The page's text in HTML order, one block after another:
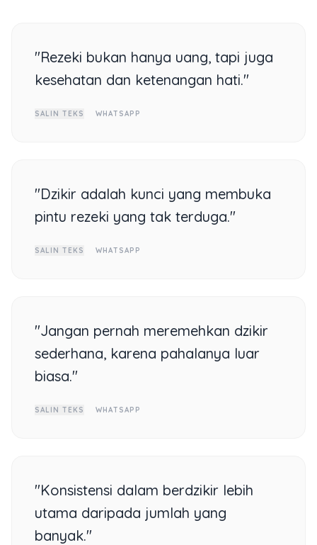
"Rezeki bukan hanya uang, tapi juga
kesehatan dan ketenangan hati."
SALIN TEKS WHATSAPP
"Dzikir adalah kunci yang membuka
pintu rezeki yang tak terduga."
SALIN TEKS WHATSAPP
"Jangan pernah meremehkan dzikir
sederhana, karena pahalanya luar
biasa."
SALIN TEKS WHATSAPP
"Konsistensi dalam berdzikir lebih
utama daripada jumlah yang
banyak."